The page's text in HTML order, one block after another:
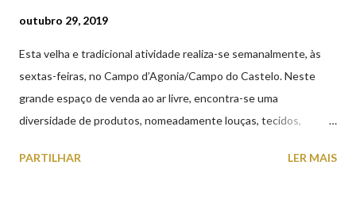
outubro 29, 2019
Esta velha e tradicional atividade realiza-se semanalmente, às
sextas-feiras, no Campo d’Agonia/Campo do Castelo. Neste
grande espaço de venda ao ar livre, encontra-se uma
diversidade de produtos, nomeadamente louças, tecidos,
cobres entre muitos outros. Horário de funcionamento | Verão
PARTILHAR LER MAIS